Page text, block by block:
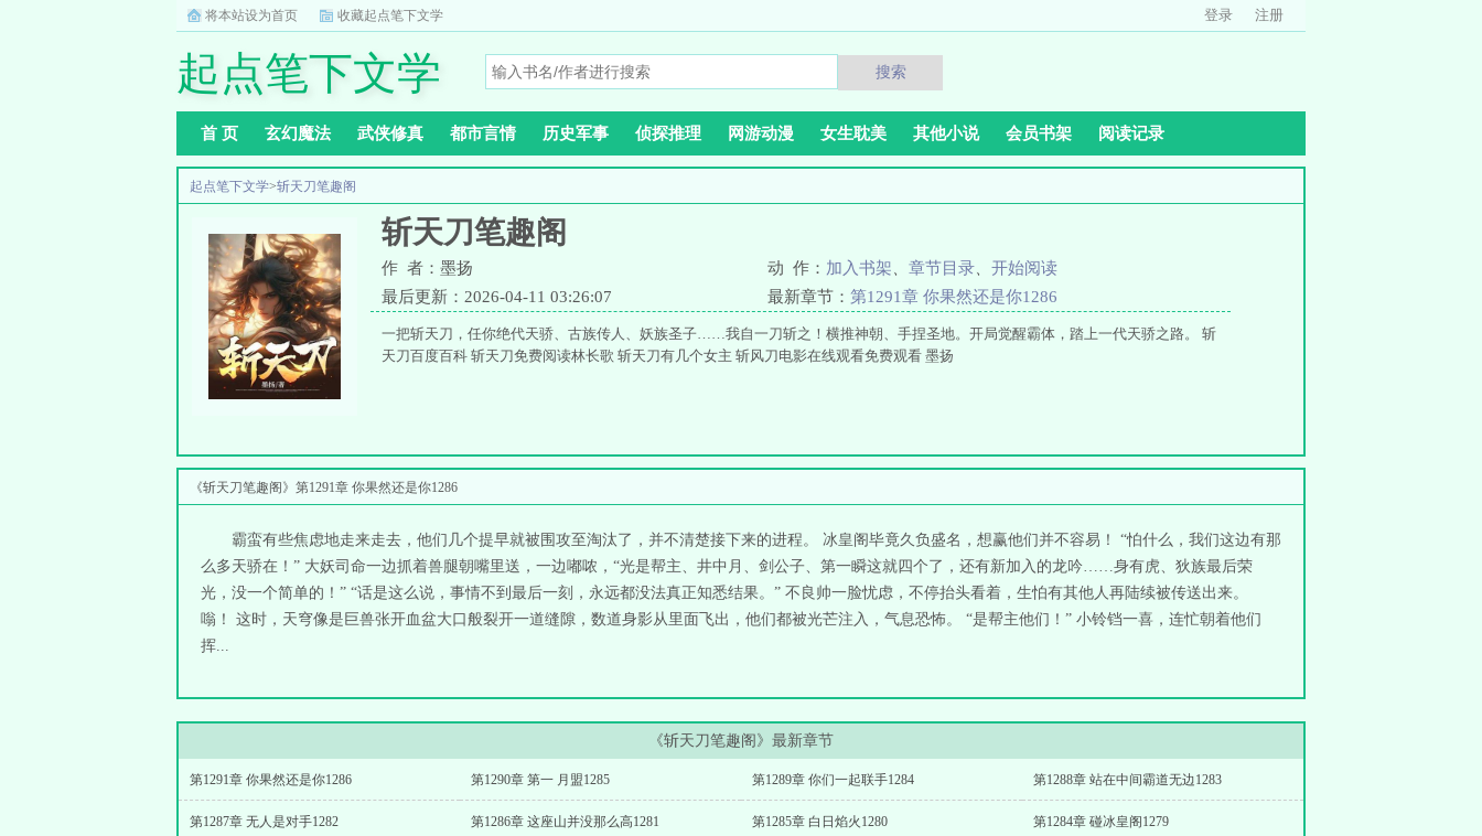
将本站设为首页 收藏起点笔下文学 登录 注册
起点笔下文学 搜索
首 页 玄幻魔法 武侠修真 都市言情 历史军事 侦探推理 网游动漫 女生耽美 其他小说 会员书架 阅读记录
起点笔下文学>斩天刀笔趣阁
斩天刀笔趣阁
作 者：墨扬 动 作： 加入书架 章节目录
开始阅读
最后更新：2026-04-11 03:26:07
最新章节： 第1291章 你果然还是你1286
一把斩天刀，任你绝代天骄、古族传人、妖族圣子……我自一刀斩之！横推神朝、手捏圣地。开局觉醒霸体，踏上一代天骄之路。 斩
天刀百度百科 斩天刀免费阅读林长歌 斩天刀有几个女主 斩风刀电影在线观看免费观看 墨扬
《斩天刀笔趣阁》第1291章 你果然还是你1286
霸蛮有些焦虑地走来走去，他们几个提早就被围攻至淘汰了，并不清楚接下来的进程。 冰皇阁毕竟久负盛名，想赢他们并不容易！ “怕什么，我们这边有那
么多天骄在！” 大妖司命一边抓着兽腿朝嘴里送，一边嘟哝，“光是帮主、井中月、剑公子、第一瞬这就四个了，还有新加入的龙吟……身有虎、狄族最后荣
光，没一个简单的！” “话是这么说，事情不到最后一刻，永远都没法真正知悉结果。” 不良帅一脸忧虑，不停抬头看着，生怕有其他人再陆续被传送出来。
嗡！ 这时，天穹像是巨兽张开血盆大口般裂开一道缝隙，数道身影从里面飞出，他们都被光芒注入，气息恐怖。 “是帮主他们！” 小铃铛一喜，连忙朝着他们
挥...
《斩天刀笔趣阁》最新章节
第1291章 你果然还是你1286 第1290章 第一 月盟1285 第1289章 你们一起联手1284 第1288章 站在中间霸道无边1283
第1287章 无人是对手1282 第1286章 这座山并没那么高1281 第1285章 白日焰火1280 第1284章 碰冰皇阁1279